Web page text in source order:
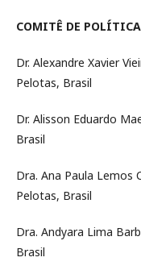
COMITÊ DE
Dr. Alexandre Xavier
Pelotas, Brasil
Dr. Alisson Eduardo
Brasil
Dra. Ana Paula Lemos
Pelotas, Brasil
Dra. Andyara Lima
Brasil